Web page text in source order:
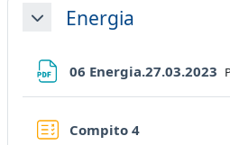
MinimizzaEnergia
06 Energia.27.03.2023
Compito 4Quiz